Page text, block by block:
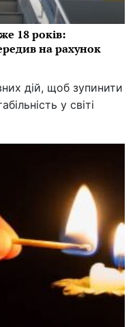
18 років:
на рахунок
дій, щоб зупинити
у світі